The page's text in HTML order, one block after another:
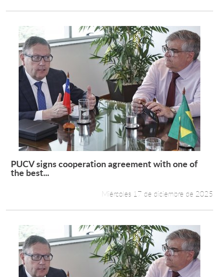
Leer más +
PUCV signs cooperation agreement with one of
the best...
Miércoles 17 de diciembre de 2025